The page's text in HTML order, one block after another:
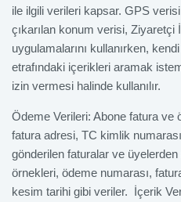
ile ilgili verileri kapsar. GPS
çıkarılan konum verisi, Ziyaretçi
uygulamalarını kullanırken,
etrafındaki içerikleri aramak
izin vermesi halinde kullanılır.
Ödeme Verileri: Abone fatura ve
fatura adresi, TC kimlik
gönderilen faturalar ve
örnekleri, ödeme numarası,
kesim tarihi gibi veriler. İçerik